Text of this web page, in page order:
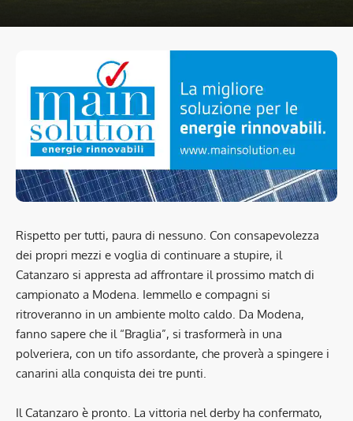
Rispetto per tutti, paura di nessuno. Con consapevolezza
dei propri mezzi e voglia di continuare a stupire, il
Catanzaro si appresta ad affrontare il prossimo match di
campionato a Modena. Iemmello e compagni si
ritroveranno in un ambiente molto caldo. Da Modena,
fanno sapere che il “Braglia”, si trasformerà in una
polveriera, con un tifo assordante, che proverà a spingere i
canarini alla conquista dei tre punti.
Il Catanzaro è pronto. La vittoria nel derby ha confermato,